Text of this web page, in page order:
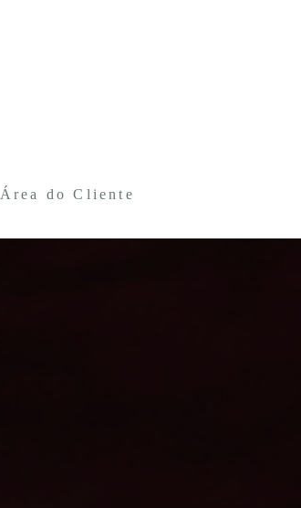
Área do Cliente